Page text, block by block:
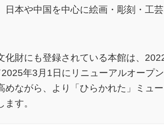
日本や中国を中心に絵画・彫刻・工
化財にも登録されている本館は、
年3月1日にリニューアルオープ
ながら、より「ひらかれた」ミュ
す。